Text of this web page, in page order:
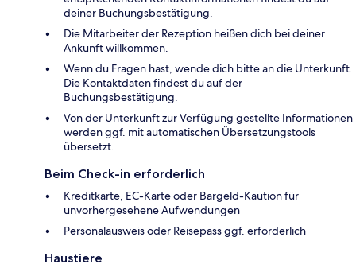
deiner Buchungsbestätigung.
Die Mitarbeiter der Rezeption heißen dich bei deiner
Ankunft willkommen.
Wenn du Fragen hast, wende dich bitte an die Unterkunft.
Die Kontaktdaten findest du auf der
Buchungsbestätigung.
Von der Unterkunft zur Verfügung gestellte Informationen
werden ggf. mit automatischen Übersetzungstools
übersetzt.
Beim Check-in erforderlich
Kreditkarte, EC-Karte oder Bargeld-Kaution für
unvorhergesehene Aufwendungen
Personalausweis oder Reisepass ggf. erforderlich
Haustiere